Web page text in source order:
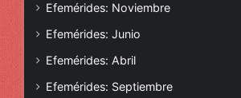
Efemérides: Noviembre
Efemérides: Junio
Efemérides: Abril
Efemérides: Septiembre